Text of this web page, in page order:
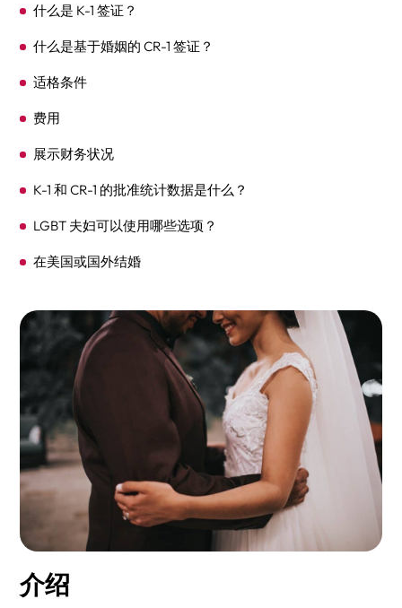
什么是 K-1 签证？
什么是基于婚姻的 CR-1 签证？
适格条件
费用
展示财务状况
K-1 和 CR-1 的批准统计数据是什么？
LGBT 夫妇可以使用哪些选项？
在美国或国外结婚
真实关系的证据
不利因素
介绍